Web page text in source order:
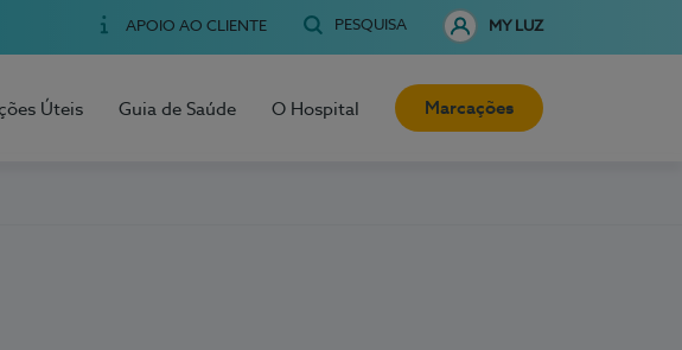
APOIO AO CLIENTE PESQUISA MY LUZ
Úteis Guia de Saúde O Hospital Marcações